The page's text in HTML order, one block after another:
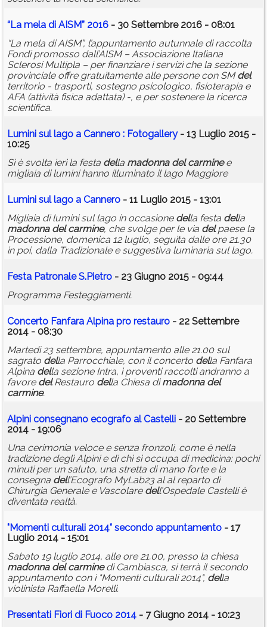
“La mela di AISM” 2016 - 30 Settembre 2016 - 08:01
“La mela di AISM”, l’appuntamento autunnale di raccolta
Fondi promosso dall’AISM – Associazione Italiana
Sclerosi Multipla – per finanziare i servizi che la sezione
provinciale offre gratuitamente alle persone con SMdel
territorio - trasporti, sostegno psicologico, fisioterapia e
AFA (attività fisica adattata) -, e per sostenere la ricerca
scientifica.
Lumini sul lago a Cannero : Fotogallery- 13 Luglio 2015 -
10:25
Si è svolta ieri la festa della madonna del carminee
migliaia di lumini hanno illuminato il lago Maggiore
Lumini sul lago a Cannero - 11 Luglio 2015 - 13:01
Migliaia di lumini sul lago in occasione della festa della
madonna del carmine, che svolge per le via delpaese la
Processione, domenica 12 luglio, seguita dalle ore 21.30
in poi, dalla Tradizionale e suggestiva luminaria sul lago.
Festa Patronale S.Pietro - 23 Giugno 2015 - 09:44
Programma Festeggiamenti.
Concerto Fanfara Alpina pro restauro - 22 Settembre
2014 - 08:30
Martedì 23 settembre, appuntamento alle 21.00 sul
sagrato della Parrocchiale, con il concerto della Fanfara
Alpina della sezione Intra, i proventi raccolti andranno a
favore delRestauro della Chiesa dimadonna del
carmine.
Alpini consegnano ecografo al Castelli - 20 Settembre
2014 - 19:06
Una cerimonia veloce e senza fronzoli, come è nella
tradizione degli Alpini e di chi si occupa di medicina: pochi
minuti per un saluto, una stretta di mano forte e la
consegna dell’Ecografo MyLab23 al al reparto di
Chirurgia Generale e Vascolare dell’Ospedale Castelli è
diventata realtà.
"Momenti culturali 2014" secondo appuntamento - 17
Luglio 2014 - 15:01
Sabato 19 luglio 2014, alle ore 21.00, presso la chiesa
madonna del carminedi Cambiasca, si terrà il secondo
appuntamento con i "Momenti culturali 2014", della
violinista Raffaella Morelli.
Presentati Fiori di Fuoco 2014 - 7 Giugno 2014 - 10:23